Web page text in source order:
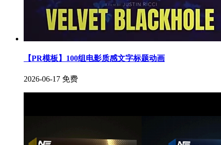
【PR模板】100组电影质感文字标题动画
2026-06-17 免费